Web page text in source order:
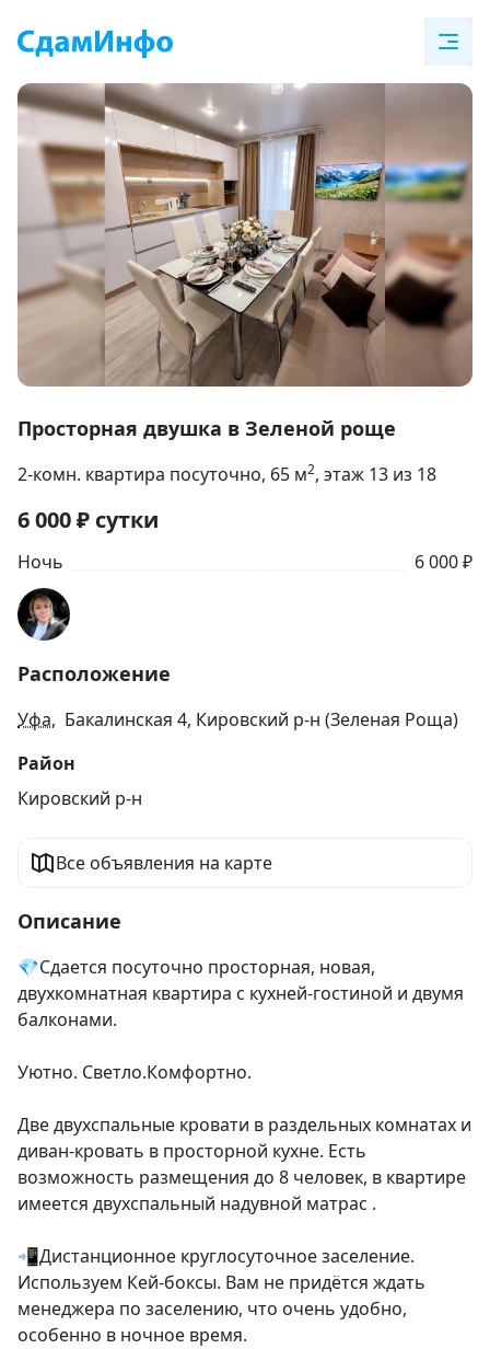
1
33
Просторная двушка в Зеленой роще
2-комн. квартира посуточно, 65 м2, этаж 13 из 18
6 000₽ сутки
Ночь 6 000 ₽
Расположение
Уфа, Бакалинская 4, Кировский р-н (Зеленая Роща)
Район
Кировский р-н
Все объявления на карте
Описание
💎Сдается посуточно просторная, новая,
двухкомнатная квартира с кухней-гостиной и двумя
балконами.
Уютно. Светло.Комфортно.
Две двухспальные кровати в раздельных комнатах и
диван-кровать в просторной кухне. Есть
возможность размещения до 8 человек, в квартире
имеется двухспальный надувной матрас .
📲Дистанционное круглосуточное заселение.
Используем Кей-боксы. Вам не придётся ждать
менеджера по заселению, что очень удобно,
особенно в ночное время.